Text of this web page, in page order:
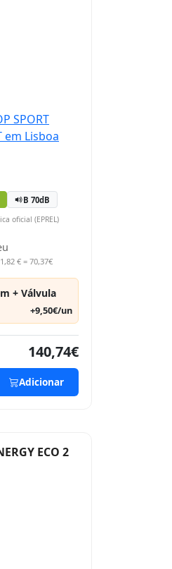
B 70dB
oficial (EPREL)
€ = 70,37€
+ Válvula
+9,50€/un
140,74€
Adicionar
ECO 2